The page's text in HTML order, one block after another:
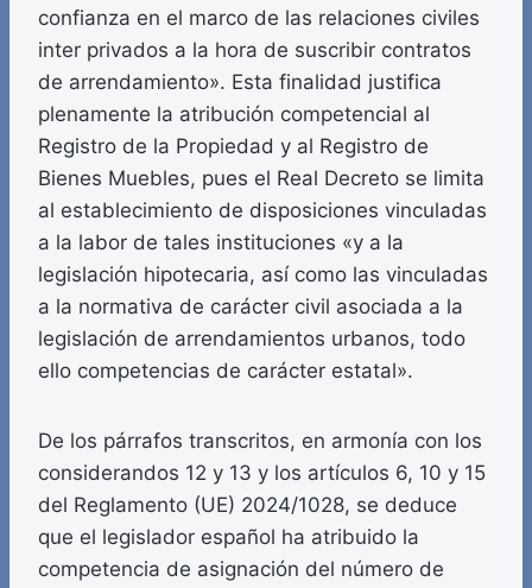
confianza en el marco de las relaciones civiles
inter privados a la hora de suscribir contratos
de arrendamiento». Esta finalidad justifica
plenamente la atribución competencial al
Registro de la Propiedad y al Registro de
Bienes Muebles, pues el Real Decreto se limita
al establecimiento de disposiciones vinculadas
a la labor de tales instituciones «y a la
legislación hipotecaria, así como las vinculadas
a la normativa de carácter civil asociada a la
legislación de arrendamientos urbanos, todo
ello competencias de carácter estatal».
De los párrafos transcritos, en armonía con los
considerandos 12 y 13 y los artículos 6, 10 y 15
del Reglamento (UE) 2024/1028, se deduce
que el legislador español ha atribuido la
competencia de asignación del número de